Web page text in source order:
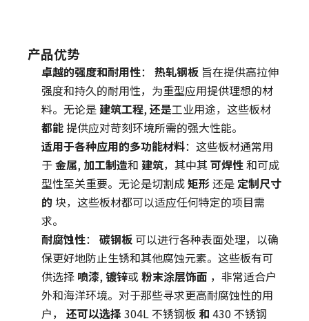
产品优势
卓越的强度和耐用性： 热轧钢板 旨在提供高拉伸
强度和持久的耐用性，为重型应用提供理想的材
料。无论是建筑工程,还是工业用途，这些板材
都能提供应对苛刻环境所需的强大性能。
适用于各种应用的多功能材料：这些板材通常用
于金属, 加工制造和 建筑，其中其可焊性和可成
型性至关重要。无论是切割成矩形还是定制尺寸
的 块，这些板材都可以适应任何特定的项目需
求。
耐腐蚀性： 碳钢板 可以进行各种表面处理，以确
保更好地防止生锈和其他腐蚀元素。这些板有可
供选择 喷漆,镀锌或粉末涂层饰面 ，非常适合户
外和海洋环境。对于那些寻求更高耐腐蚀性的用
户， 还可以选择 304L 不锈钢板 和 430 不锈钢